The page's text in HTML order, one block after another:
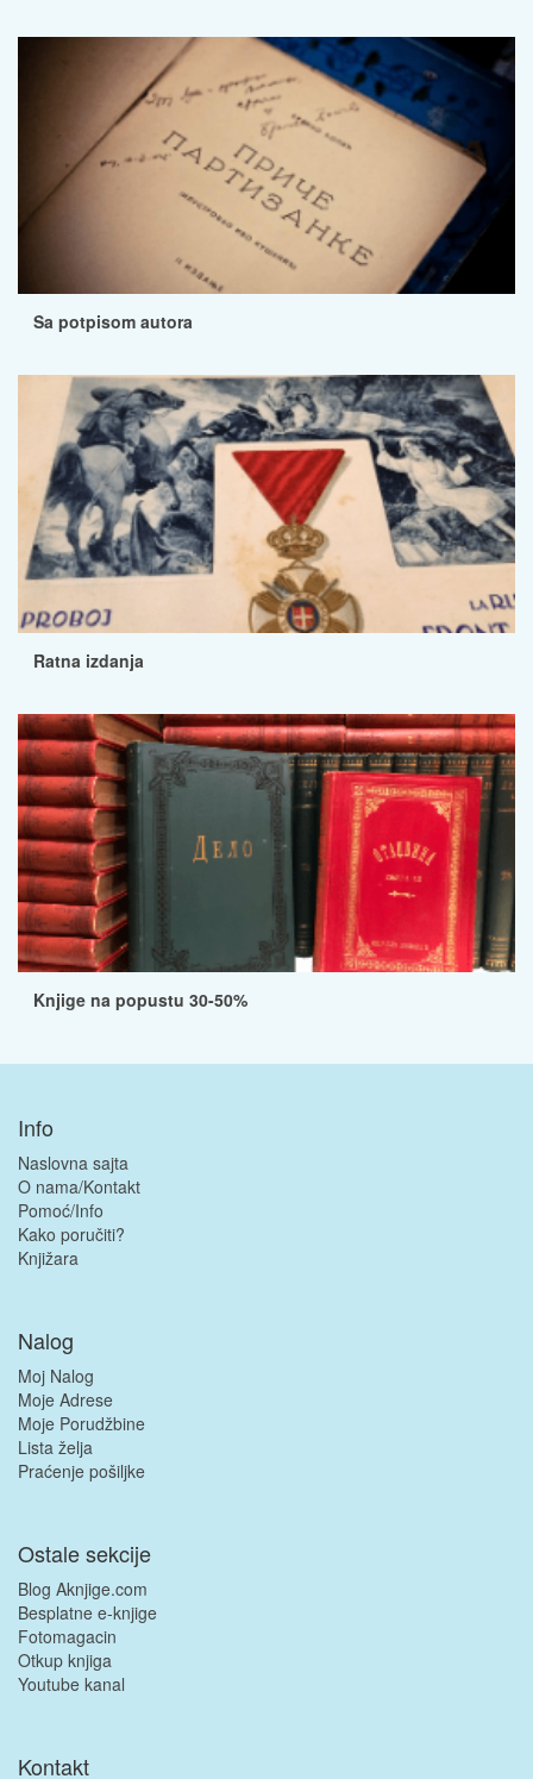
Sa potpisom autora
Ratna izdanja
Knjige na popustu 30-50%
Info
Naslovna sajta
O nama/Kontakt
Pomoć/Info
Kako poručiti?
Knjižara
Nalog
Moj Nalog
Moje Adrese
Moje Porudžbine
Lista želja
Praćenje pošiljke
Ostale sekcije
Blog Aknjige.com
Besplatne e-knjige
Fotomagacin
Otkup knjiga
Youtube kanal
Kontakt